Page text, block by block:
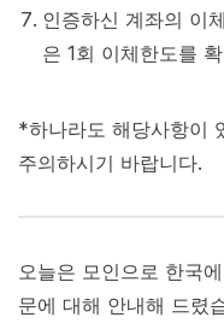
인증하신 계좌의 이
은 1회 이체한도를
*하나라도 해당사항이
주의하시기 바랍니다.
오늘은 모인으로 한국
문에 대해 안내해 드렸